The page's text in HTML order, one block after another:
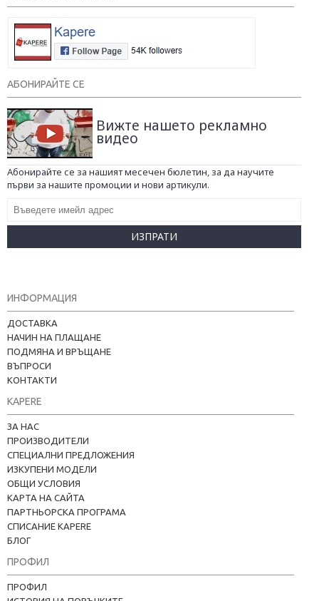
АБОНИРАЙТЕ СЕ
Вижте нашето рекламно
видео
Абонирайте се за нашият месечен бюлетин, за да научите
първи за нашите промоции и нови артикули.
ИЗПРАТИ
ИНФОРМАЦИЯ
ДОСТАВКА
НАЧИН НА ПЛАЩАНЕ
ПОДМЯНА И ВРЪЩАНЕ
ВЪПРОСИ
КОНТАКТИ
KAPERE
ЗА НАС
ПРОИЗВОДИТЕЛИ
СПЕЦИАЛНИ ПРЕДЛОЖЕНИЯ
ИЗКУПЕНИ МОДЕЛИ
ОБЩИ УСЛОВИЯ
КАРТА НА САЙТА
ПАРТНЬОРСКА ПРОГРАМА
СПИСАНИЕ KAPERE
БЛОГ
ПРОФИЛ
ПРОФИЛ